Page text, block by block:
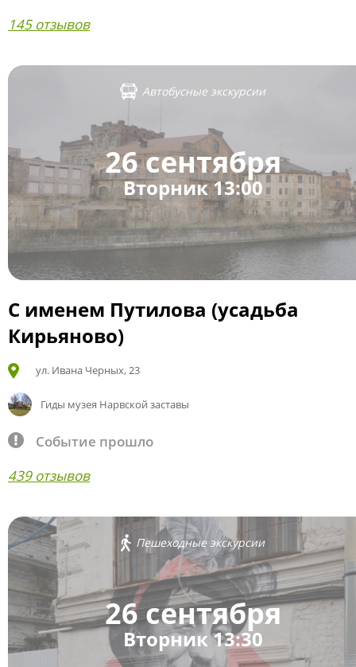
145 отзывов
Автобусные экскурсии
26 сентября
Вторник 13:00
С именем Путилова (усадьба
Кирьяново)
ул. Ивана Черных, 23
Гиды музея Нарвской заставы
Событие прошло
439 отзывов
Пешеходные экскурсии
26 сентября
Вторник 13:30